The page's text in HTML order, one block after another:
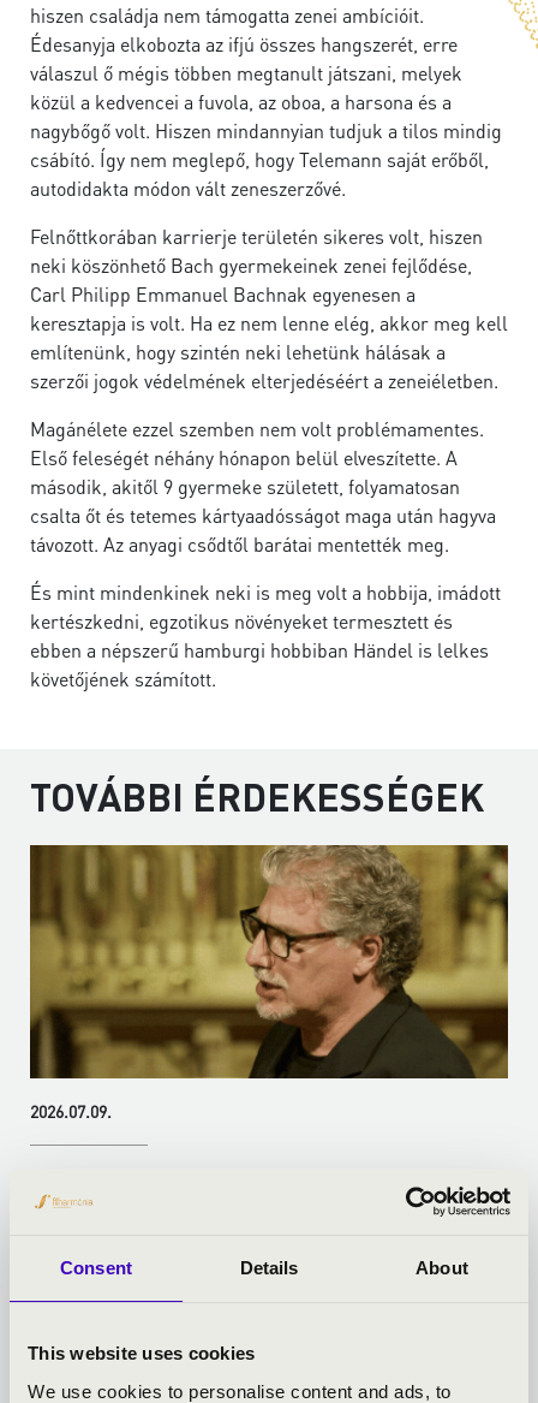
Consent Details About
This website uses cookies
We use cookies to personalise content and ads, to
hiszen családja nem támogatta zenei ambícióit.
Édesanyja elkobozta az ifjú összes hangszerét, erre
válaszul ő mégis többen megtanult játszani, melyek
közül a kedvencei a fuvola, az oboa, a harsona és a
nagybőgő volt. Hiszen mindannyian tudjuk a tilos mindig
csábító. Így nem meglepő, hogy Telemann saját erőből,
autodidakta módon vált zeneszerzővé.
Felnőttkorában karrierje területén sikeres volt, hiszen
neki köszönhető Bach gyermekeinek zenei fejlődése,
Carl Philipp Emmanuel Bachnak egyenesen a
keresztapja is volt. Ha ez nem lenne elég, akkor meg kell
említenünk, hogy szintén neki lehetünk hálásak a
szerzői jogok védelmének elterjedéséért a zeneiéletben.
Magánélete ezzel szemben nem volt problémamentes.
Első feleségét néhány hónapon belül elveszítette. A
második, akitől 9 gyermeke született, folyamatosan
csalta őt és tetemes kártyaadósságot maga után hagyva
távozott. Az anyagi csődtől barátai mentették meg.
És mint mindenkinek neki is meg volt a hobbija, imádott
kertészkedni, egzotikus növényeket termesztett és
ebben a népszerű hamburgi hobbiban Händel is lelkes
követőjének számított.
TOVÁBBI ÉRDEKESSÉGEK
2026.07.09.
NYÁRI KEDVEZMÉNYEK, KÖZÖS ÉLMÉNYEK – ÍGY
KÉSZÜL AZ ORGONAPONT AUGUSZTUSRA
igent egy közös estére, egy rég halogato...
Bővebben